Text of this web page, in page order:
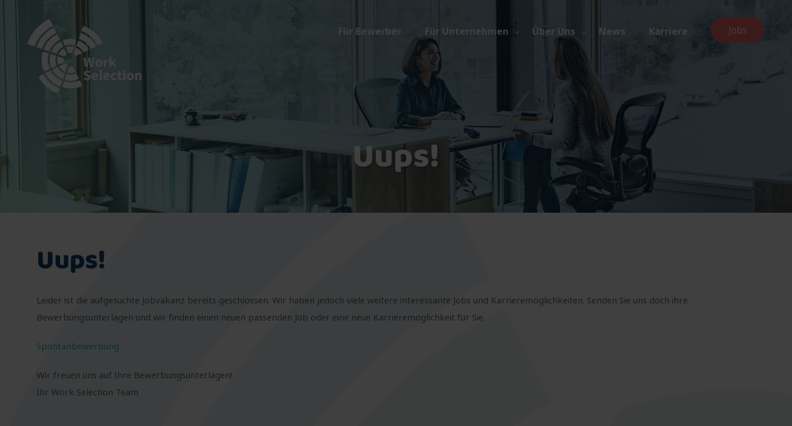
Jobs
Für Bewerber Für Unternehmen Über Uns News Karriere
Uups!
Uups!
Leider ist die aufgesuchte Jobvakanz bereits geschlossen. Wir haben jedoch viele weitere interessante Jobs und Karrieremöglichkeiten. Senden Sie uns doch ihre
Bewerbungsunterlagen und wir finden einen neuen passenden Job oder eine neue Karrieremöglichkeit für Sie.
Spontanbewerbung
Wir freuen uns auf Ihre Bewerbungsunterlagen!
Ihr Work Selection Team